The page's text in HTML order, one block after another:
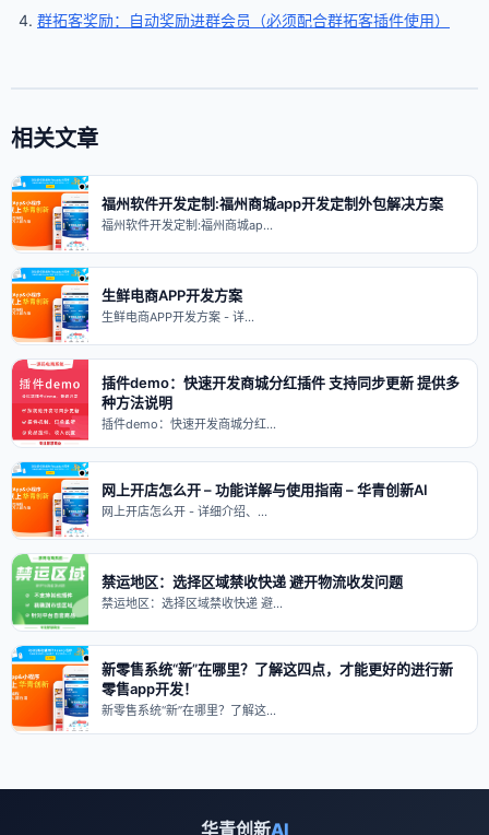
群拓客奖励：自动奖励进群会员（必须配合群拓客插件使用）
相关文章
福州软件开发定制:福州商城app开发定制外包解决方案
福州软件开发定制:福州商城ap…
生鲜电商APP开发方案
生鲜电商APP开发方案 - 详…
插件demo：快速开发商城分红插件 支持同步更新 提供多
种方法说明
插件demo：快速开发商城分红…
网上开店怎么开 – 功能详解与使用指南 – 华青创新AI
网上开店怎么开 - 详细介绍、…
禁运地区：选择区域禁收快递 避开物流收发问题
禁运地区：选择区域禁收快递 避…
新零售系统“新”在哪里？了解这四点，才能更好的进行新
零售app开发！
新零售系统“新”在哪里？了解这…
华青创新AI